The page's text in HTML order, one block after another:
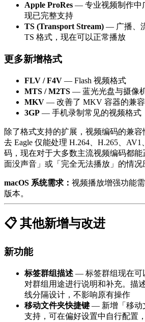
Apple ProRes — 专业视频制作中
现已完整支持
TS (Transport Stream) — 广播、
TS 格式，现在可以正常播放
更多新增格式
FLV / F4V — Flash 视频格式
MTS / M2TS — 蓝光光盘与摄像
MKV — 改善了 MKV 容器的兼
3GP — 手机录制常见的视频格式
除了格式支持的扩展，视频编码的兼
去 Eagle 仅能处理 H.264、H.265、
码，现在对于大多数主流视频编码都
面没声音」或「完全无法播放」的情况
macOS 系统需求： 视频播放增强功能
版本。
📋 其他新增与改进
新功能
标签群组描述 — 标签群组现在可
对群组用途进行说明和补充。描
线分隔设计，不影响原有操作
移动文件夹快捷键 — 新增「移动
支持，可在偏好设置中自行配置